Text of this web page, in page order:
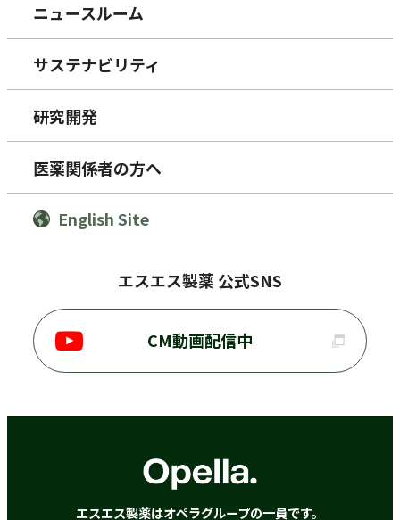
ニュースルーム
サステナビリティ
研究開発
医薬関係者の方へ
English Site
エスエス製薬 公式SNS
CM動画配信中
エスエス製薬はオペラグループの一員です。